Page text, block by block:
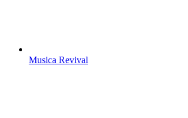
Musica Revival